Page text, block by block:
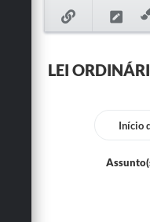
Ouvidoria
Legislação
Conselho Tutelar.
LEI
Início